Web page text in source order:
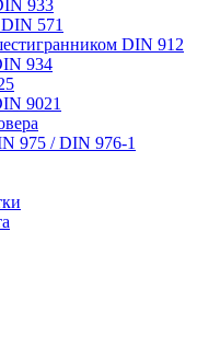
933
571
DIN 912
934
9021
975 / DIN 976-1